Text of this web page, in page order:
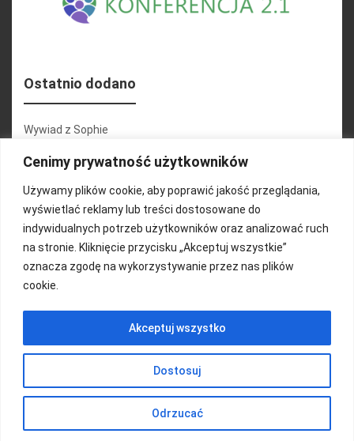
Cenimy prywatność użytkowników
Używamy plików cookie, aby poprawić jakość przeglądania,
wyświetlać reklamy lub treści dostosowane do
indywidualnych potrzeb użytkowników oraz analizować ruch
na stronie. Kliknięcie przycisku „Akceptuj wszystkie”
oznacza zgodę na wykorzystywanie przez nas plików
cookie.
Dostosuj
Odrzucać
Akceptuj wszystko
Ostatnio dodano
Wywiad z Sophie
Konferencja 2.1
Martyna Wojciechowska
Relacja zdjęciowa 25.09.2024r (cz.2)
Wywiady z uczestnikami
FUNDACJA KOLOROWO